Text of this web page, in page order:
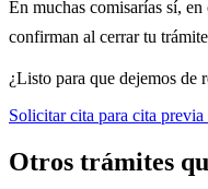
En muchas comisarías sí, en
confirman al cerrar tu
¿Listo para que dejemos de
Solicitar cita para cita previa
Otros trámites